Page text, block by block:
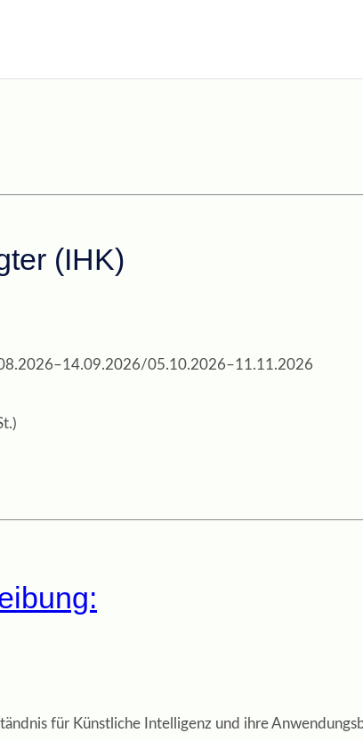
(IHK)
–14.09.2026/05.10.2026–11.11.2026
für Künstliche Intelligenz und ihre